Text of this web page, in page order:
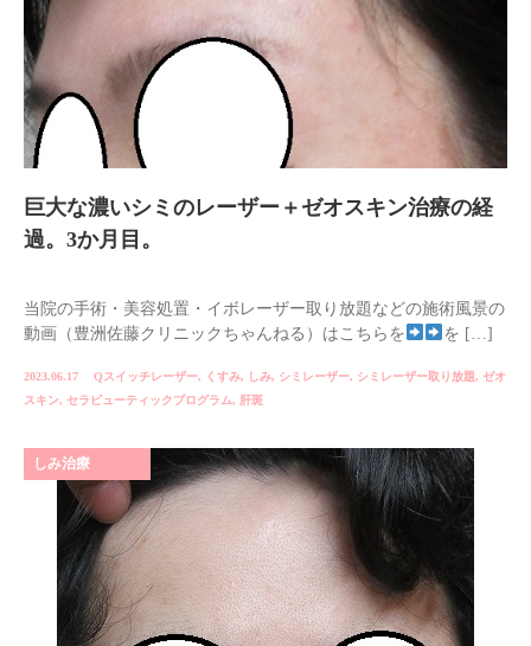
巨大な濃いシミのレーザー＋ゼオスキン治療の経
過。3か月目。
当院の手術・美容処置・イボレーザー取り放題などの施術風景の
動画（豊洲佐藤クリニックちゃんねる）はこちらを
を […]
2023.06.17 Qスイッチレーザー, くすみ, しみ, シミレーザー, シミレーザー取り放題, ゼオ
スキン, セラピューティックプログラム, 肝斑
しみ治療